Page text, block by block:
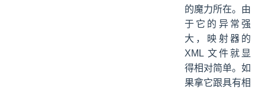
的魔力所在。由
于它的异常强
大，映射器的
XML 文件就显
得相对简单。如
果拿它跟具有相